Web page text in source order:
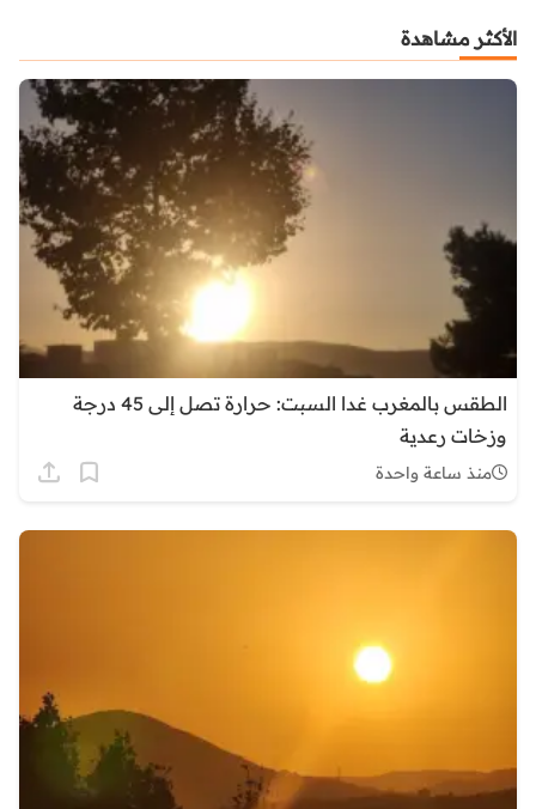
الأكثر مشاهدة
الطقس بالمغرب غدا السبت: حرارة تصل إلى 45 درجة
وزخات رعدية
منذ ساعة واحدة